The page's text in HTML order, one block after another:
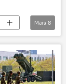
Mais 8